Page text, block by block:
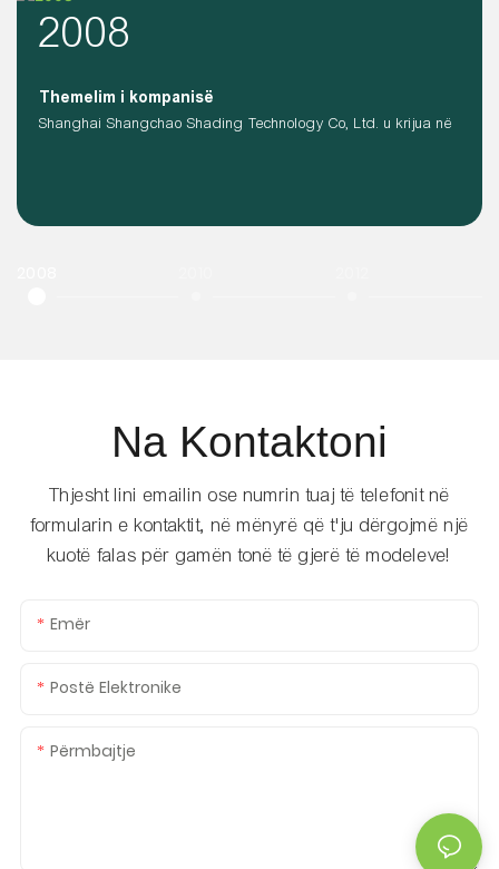
2008
Themelim i kompanisë
Shanghai Shangchao Shading Technology Co, Ltd. u krijua në
Na Kontaktoni
Thjesht lini emailin ose numrin tuaj të telefonit në
formularin e kontaktit, në mënyrë që t'ju dërgojmë një
kuotë falas për gamën tonë të gjerë të modeleve!
Emër
Postë Elektronike
Përmbajtje